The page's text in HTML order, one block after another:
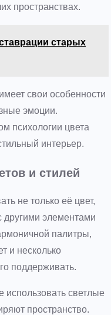
пространствах.
старых
свои особенности
эмоции.
психологии цвета
интерьер.
и стилей
не только её цвет,
другими элементами
палитры,
и несколько
поддерживать.
светлые
пространство.